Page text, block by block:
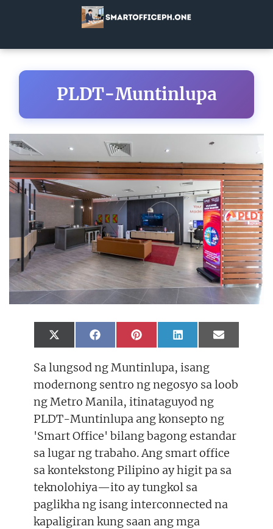
PLDT-Muntinlupa
Share
on
X
(
w
t
t
e
r
Share
on
F
a
e
o
o
k
Share
on
P
i
t
r
e
s
t
Share
on
L
i
k
d
I
n
Share
on
E
m
Sa lungsod ng Muntinlupa, isang
modernong sentro ng negosyo sa loob
ng Metro Manila, itinataguyod ng
PLDT-Muntinlupa ang konsepto ng
'Smart Office' bilang bagong estandar
sa lugar ng trabaho. Ang smart office
sa kontekstong Pilipino ay higit pa sa
teknolohiya—ito ay tungkol sa
paglikha ng isang interconnected na
kapaligiran kung saan ang mga